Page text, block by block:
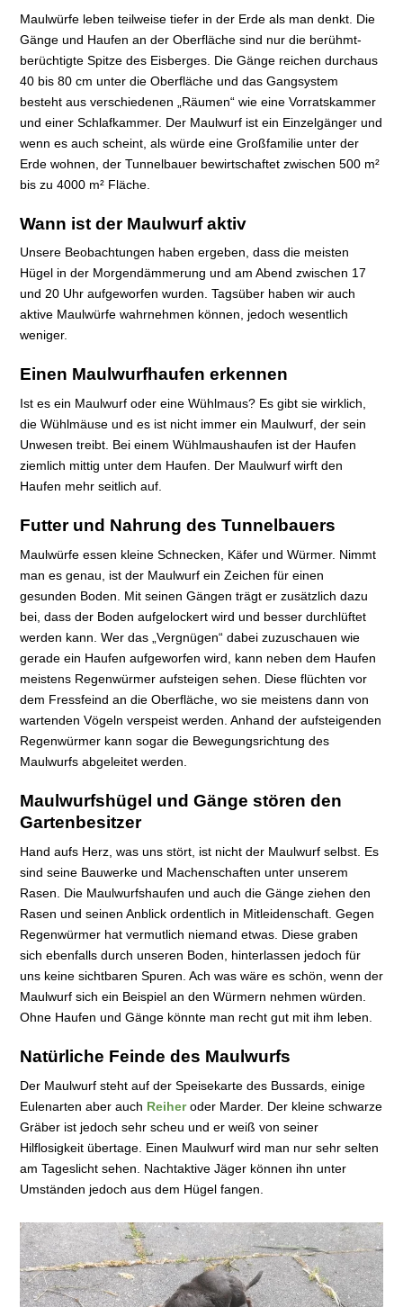
Maulwürfe leben teilweise tiefer in der Erde als man denkt. Die
Gänge und Haufen an der Oberfläche sind nur die berühmt-
berüchtigte Spitze des Eisberges. Die Gänge reichen durchaus
40 bis 80 cm unter die Oberfläche und das Gangsystem
besteht aus verschiedenen „Räumen“ wie eine Vorratskammer
und einer Schlafkammer. Der Maulwurf ist ein Einzelgänger und
wenn es auch scheint, als würde eine Großfamilie unter der
Erde wohnen, der Tunnelbauer bewirtschaftet zwischen 500 m²
bis zu 4000 m² Fläche.
Wann ist der Maulwurf aktiv
Unsere Beobachtungen haben ergeben, dass die meisten
Hügel in der Morgendämmerung und am Abend zwischen 17
und 20 Uhr aufgeworfen wurden. Tagsüber haben wir auch
aktive Maulwürfe wahrnehmen können, jedoch wesentlich
weniger.
Einen Maulwurfhaufen erkennen
Ist es ein Maulwurf oder eine Wühlmaus? Es gibt sie wirklich,
die Wühlmäuse und es ist nicht immer ein Maulwurf, der sein
Unwesen treibt. Bei einem Wühlmaushaufen ist der Haufen
ziemlich mittig unter dem Haufen. Der Maulwurf wirft den
Haufen mehr seitlich auf.
Futter und Nahrung des Tunnelbauers
Maulwürfe essen kleine Schnecken, Käfer und Würmer. Nimmt
man es genau, ist der Maulwurf ein Zeichen für einen
gesunden Boden. Mit seinen Gängen trägt er zusätzlich dazu
bei, dass der Boden aufgelockert wird und besser durchlüftet
werden kann. Wer das „Vergnügen“ dabei zuzuschauen wie
gerade ein Haufen aufgeworfen wird, kann neben dem Haufen
meistens Regenwürmer aufsteigen sehen. Diese flüchten vor
dem Fressfeind an die Oberfläche, wo sie meistens dann von
wartenden Vögeln verspeist werden. Anhand der aufsteigenden
Regenwürmer kann sogar die Bewegungsrichtung des
Maulwurfs abgeleitet werden.
Maulwurfshügel und Gänge stören den
Gartenbesitzer
Hand aufs Herz, was uns stört, ist nicht der Maulwurf selbst. Es
sind seine Bauwerke und Machenschaften unter unserem
Rasen. Die Maulwurfshaufen und auch die Gänge ziehen den
Rasen und seinen Anblick ordentlich in Mitleidenschaft. Gegen
Regenwürmer hat vermutlich niemand etwas. Diese graben
sich ebenfalls durch unseren Boden, hinterlassen jedoch für
uns keine sichtbaren Spuren. Ach was wäre es schön, wenn der
Maulwurf sich ein Beispiel an den Würmern nehmen würden.
Ohne Haufen und Gänge könnte man recht gut mit ihm leben.
Natürliche Feinde des Maulwurfs
Der Maulwurf steht auf der Speisekarte des Bussards, einige
Eulenarten aber auch Reiheroder Marder. Der kleine schwarze
Gräber ist jedoch sehr scheu und er weiß von seiner
Hilflosigkeit übertage. Einen Maulwurf wird man nur sehr selten
am Tageslicht sehen. Nachtaktive Jäger können ihn unter
Umständen jedoch aus dem Hügel fangen.